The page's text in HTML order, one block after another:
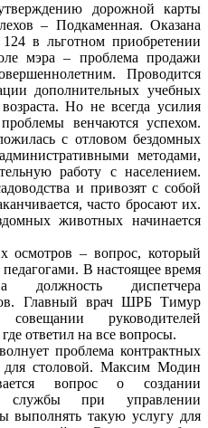
дорожной карты
– Подкаменная. Оказана
в льготном приобретении
мэра – проблема продажи
Проводится
дополнительных учебных
Но не всегда усилия
венчаются успехом.
с отловом бездомных
методами,
работу с населением.
и привозят с собой
часто бросают их.
животных начинается
– вопрос, который
педагогами. В настоящее время
должность диспетчера
Главный врач ШРБ Тимур
руководителей
ответил на все вопросы.
проблема контрактных
для столовой. Максим Модин
вопрос о создании
службы при управлении
выполнять такую услугу для